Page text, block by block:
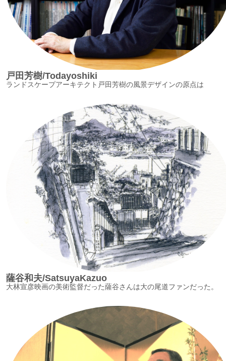
戸田芳樹/Todayoshiki
ランドスケープアーキテクト戸田芳樹の風景デザインの原点は
薩谷和夫/SatsuyaKazuo
大林宣彦映画の美術監督だった薩谷さんは大の尾道ファンだった。